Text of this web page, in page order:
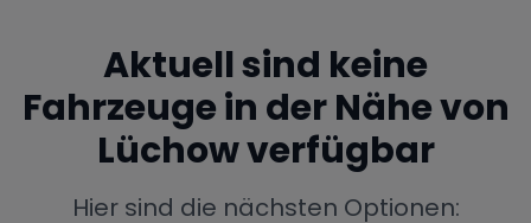
Mercedes BMW Audi
Aktuell sind keine
Fahrzeuge in der Nähe von
Lüchowverfügbar
Hier sind die nächsten Optionen: